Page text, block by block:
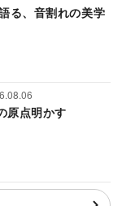
る、音割れの美学
原点明かす